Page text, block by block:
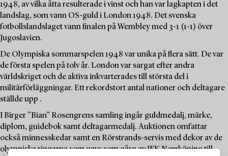
1948, av vilka åtta resulterade i vinst och han var lagkapten i det
landslag, som vann OS-guld i London 1948. Det svenska
fotbollslandslaget vann finalen på Wembley med 3-1 (1-1) över
Jugoslavien.
De Olympiska sommarspelen 1948 var unika på flera sätt. De var
de första spelen på tolv år. London var sargat efter andra
världskriget och de aktiva inkvarterades till största del i
militärförläggningar. Ett rekordstort antal nationer och deltagare
ställde upp .
I Birger ”Bian” Rosengrens samling ingår guldmedalj, märke,
diplom, guidebok samt deltagarmedalj. Auktionen omfattar
också minnesskedar samt en Rörstrands-servis med dekor av de
olympiska ringarna som gavs som gåva av IFK Norrköping till